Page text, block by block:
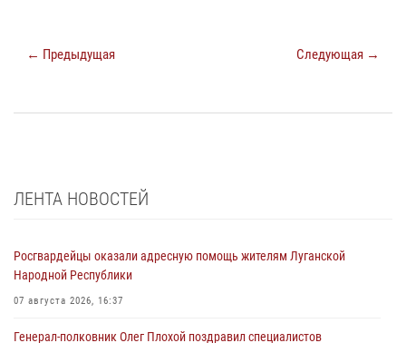
← Предыдущая Следующая →
ЛЕНТА НОВОСТЕЙ
Росгвардейцы оказали адресную помощь жителям Луганской
Народной Республики
07 августа 2026, 16:37
Генерал-полковник Олег Плохой поздравил специалистов